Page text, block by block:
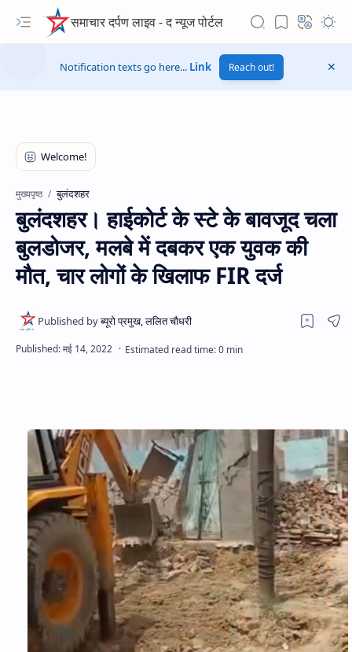
समाचार दर्पण लाइव - द न्यूज पोर्टल
Hidden Menu
Notification texts go here... Link Reach out!
मुख्यपृष्ठ बुलंदशहर
बुलंदशहर। हाईकोर्ट के स्टे के बावजूद चला
बुलडोजर, मलबे में दबकर एक युवक की
मौत, चार लोगों के खिलाफ FIR दर्ज